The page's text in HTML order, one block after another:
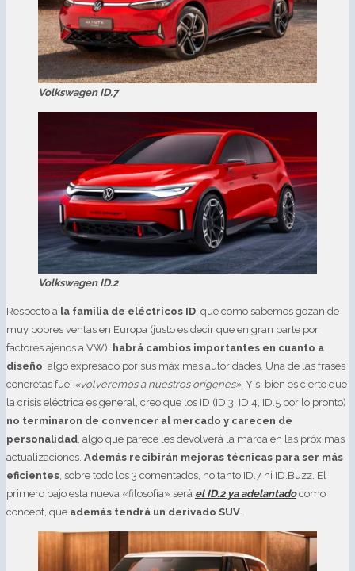
Volkswagen ID.7
Volkswagen ID.2
Respecto a la familia de eléctricos ID , que como sabemos gozan de
muy pobres ventas en Europa (justo es decir que en gran parte por
factores ajenos a VW), habrá cambios importantes en cuanto a
diseño , algo expresado por sus máximas autoridades. Una de las frases
concretas fue: «volveremos a nuestros orígenes». Y si bien es cierto que
la crisis eléctrica es general, creo que los ID (ID.3, ID.4, ID.5 por lo pronto)
no terminaron de convencer al mercado y carecen de
personalidad , algo que parece les devolverá la marca en las próximas
actualizaciones. Además recibirán mejoras técnicas para ser más
eficientes , sobre todo los 3 comentados, no tanto ID.7 ni ID.Buzz. El
primero bajo esta nueva «filosofía» será el ID.2 ya adelantadocomo
concept, que además tendrá un derivado SUV